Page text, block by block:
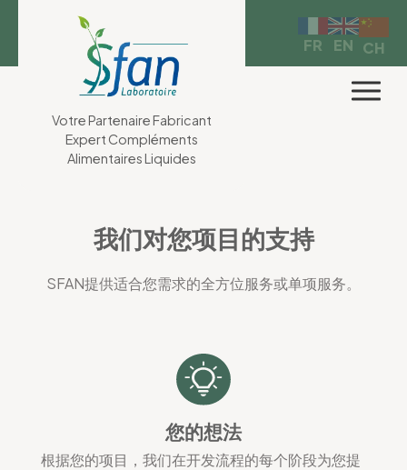
Votre Partenaire Fabricant
Expert Compléments
Alimentaires Liquides
FR EN CH
我们对您项目的支持
SFAN提供适合您需求的全方位服务或单项服务。
您的想法
根据您的项目，我们在开发流程的每个阶段为您提